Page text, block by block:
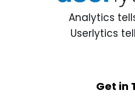
Analytics
Userlytics
Get in